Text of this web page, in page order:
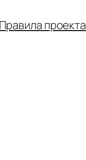
Правила проекта